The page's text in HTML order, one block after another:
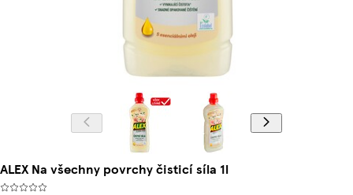
ALEX Na všechny povrchy čisticí síla 1l